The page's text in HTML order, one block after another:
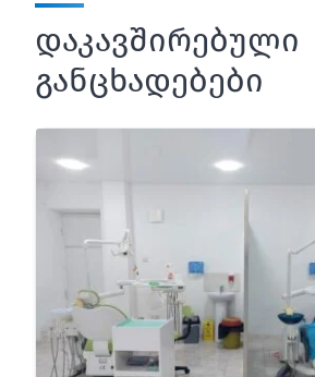
დაკავშირებული
განცხადებები